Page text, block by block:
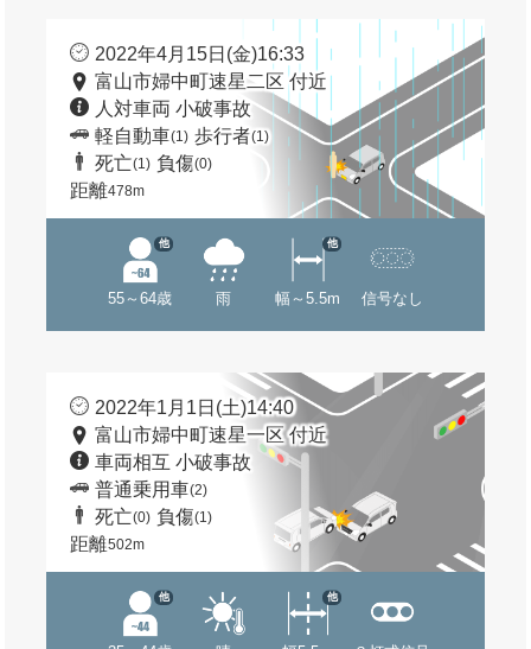
2022年4月15日(金)16:33
富山市婦中町速星二区 付近
人対車両 小破事故
軽自動車(1) 歩行者(1)
死亡(1) 負傷(0)
距離478m
55～64歳
他
雨 幅～5.5m
他
信号なし
2022年1月1日(土)14:40
富山市婦中町速星一区 付近
車両相互 小破事故
普通乗用車(2)
死亡(0) 負傷(1)
距離502m
他 他